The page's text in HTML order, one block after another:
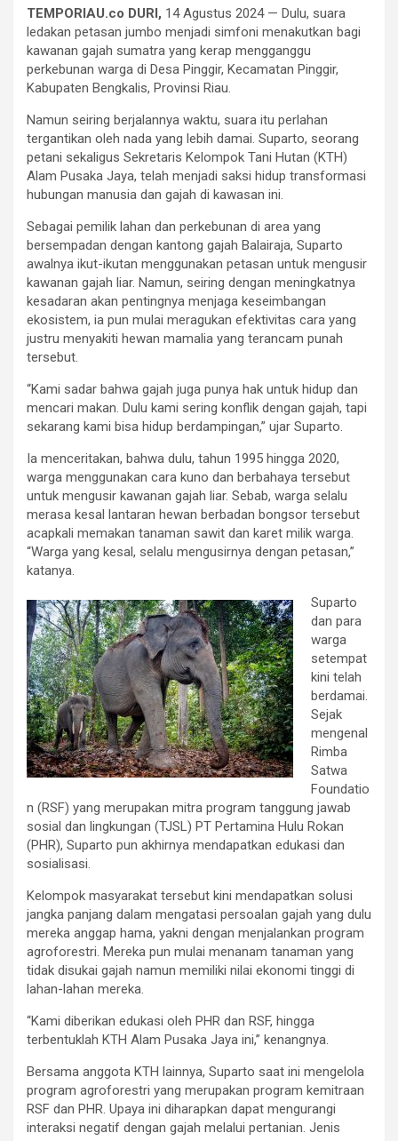
TEMPORIAU.co DURI, 14 Agustus 2024 — Dulu, suara
ledakan petasan jumbo menjadi simfoni menakutkan bagi
kawanan gajah sumatra yang kerap mengganggu
perkebunan warga di Desa Pinggir, Kecamatan Pinggir,
Kabupaten Bengkalis, Provinsi Riau.
Namun seiring berjalannya waktu, suara itu perlahan
tergantikan oleh nada yang lebih damai. Suparto, seorang
petani sekaligus Sekretaris Kelompok Tani Hutan (KTH)
Alam Pusaka Jaya, telah menjadi saksi hidup transformasi
hubungan manusia dan gajah di kawasan ini.
Sebagai pemilik lahan dan perkebunan di area yang
bersempadan dengan kantong gajah Balairaja, Suparto
awalnya ikut-ikutan menggunakan petasan untuk mengusir
kawanan gajah liar. Namun, seiring dengan meningkatnya
kesadaran akan pentingnya menjaga keseimbangan
ekosistem, ia pun mulai meragukan efektivitas cara yang
justru menyakiti hewan mamalia yang terancam punah
tersebut.
“Kami sadar bahwa gajah juga punya hak untuk hidup dan
mencari makan. Dulu kami sering konflik dengan gajah, tapi
sekarang kami bisa hidup berdampingan,” ujar Suparto.
Ia menceritakan, bahwa dulu, tahun 1995 hingga 2020,
warga menggunakan cara kuno dan berbahaya tersebut
untuk mengusir kawanan gajah liar. Sebab, warga selalu
merasa kesal lantaran hewan berbadan bongsor tersebut
acapkali memakan tanaman sawit dan karet milik warga.
“Warga yang kesal, selalu mengusirnya dengan petasan,”
katanya.
Suparto
dan para
warga
setempat
kini telah
berdamai.
Sejak
mengenal
Rimba
Satwa
Foundatio
n (RSF) yang merupakan mitra program tanggung jawab
sosial dan lingkungan (TJSL) PT Pertamina Hulu Rokan
(PHR), Suparto pun akhirnya mendapatkan edukasi dan
sosialisasi.
Kelompok masyarakat tersebut kini mendapatkan solusi
jangka panjang dalam mengatasi persoalan gajah yang dulu
mereka anggap hama, yakni dengan menjalankan program
agroforestri. Mereka pun mulai menanam tanaman yang
tidak disukai gajah namun memiliki nilai ekonomi tinggi di
lahan-lahan mereka.
“Kami diberikan edukasi oleh PHR dan RSF, hingga
terbentuklah KTH Alam Pusaka Jaya ini,” kenangnya.
Bersama anggota KTH lainnya, Suparto saat ini mengelola
program agroforestri yang merupakan program kemitraan
RSF dan PHR. Upaya ini diharapkan dapat mengurangi
interaksi negatif dengan gajah melalui pertanian. Jenis